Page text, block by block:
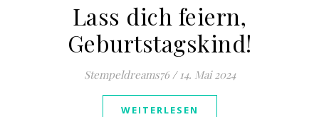
Lass dich feiern,
Geburtstagskind!
Stempeldreams76 / 14. Mai 2024
WEITERLESEN